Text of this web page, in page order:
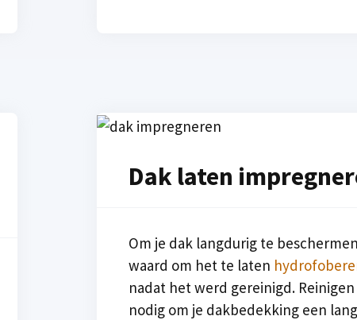
Dak laten
Om je dak langdurig te
waard om het te laten
nadat het werd gereinigd.
nodig om je dakbedekking een